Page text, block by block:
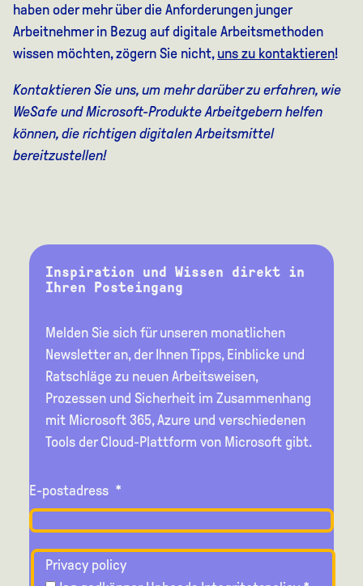
haben oder mehr über die Anforderungen junger
Arbeitnehmer in Bezug auf digitale Arbeitsmethoden
wissen möchten, zögern Sie nicht, uns zu kontaktieren!
Kontaktieren Sie uns, um mehr darüber zu erfahren, wie
WeSafe und Microsoft-Produkte Arbeitgebern helfen
können, die richtigen digitalen Arbeitsmittel
bereitzustellen!
Inspiration und Wissen direkt in
Ihren Posteingang
Melden Sie sich für unseren monatlichen
Newsletter an, der Ihnen Tipps, Einblicke und
Ratschläge zu neuen Arbeitsweisen,
Prozessen und Sicherheit im Zusammenhang
mit Microsoft 365, Azure und verschiedenen
Tools der Cloud-Plattform von Microsoft gibt.
E-postadress *
Privacy policy